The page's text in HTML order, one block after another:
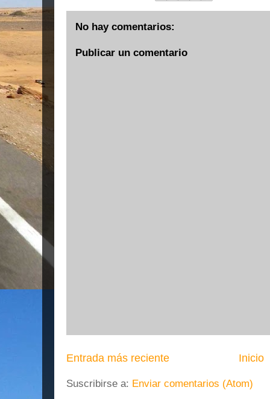
No hay comentarios:
Publicar un comentario
Entrada más reciente Inicio
Suscribirse a: Enviar comentarios (Atom)